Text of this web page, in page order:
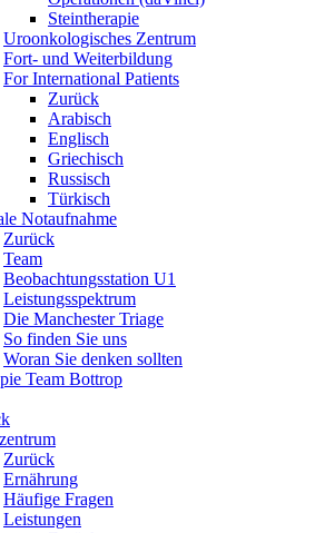
Steintherapie
Uroonkologisches Zentrum
Fort- und Weiterbildung
For International Patients
Zurück
Arabisch
Englisch
Griechisch
Russisch
Türkisch
Notaufnahme
Zurück
Team
Beobachtungsstation U1
Leistungsspektrum
Die Manchester Triage
So finden Sie uns
Woran Sie denken sollten
Team Bottrop
Zurück
Ernährung
Häufige Fragen
Leistungen